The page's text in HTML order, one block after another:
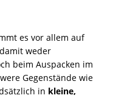
es vor allem auf
weder
beim Auspacken im
Gegenstände wie
in kleine,